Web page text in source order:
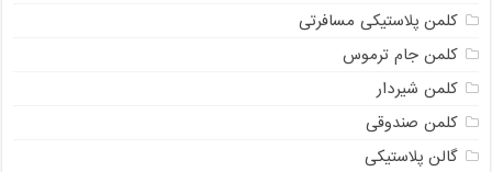
کلمن پلاستیکی مسافرتی
کلمن جام ترموس
کلمن شیردار
کلمن صندوقی
گالن پلاستیکی